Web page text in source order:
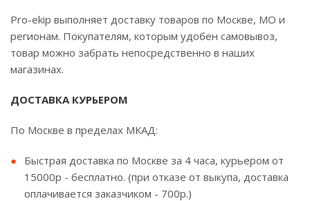
Pro-ekip выполняет доставку товаров по Москве, МО и
регионам. Покупателям, которым удобен самовывоз,
товар можно забрать непосредственно в наших
магазинах.
ДОСТАВКА КУРЬЕРОМ
По Москве в пределах МКАД:
Быстрая доставка по Москве за 4 часа, курьером от
15000р - бесплатно. (при отказе от выкупа, доставка
оплачивается заказчиком - 700р.)